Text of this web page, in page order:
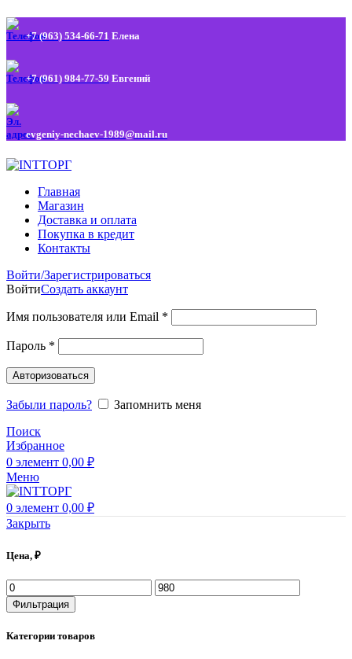
+7 (963) 534-66-71 Елена
+7 (961) 984-77-59 Евгений
evgeniy-nechaev-1989@mail.ru
Главная
Магазин
Доставка и оплата
Покупка в кредит
Контакты
Войти/Зарегистрироваться
ВойтиСоздать аккаунт
Имя пользователя или Email *
Пароль *
Авторизоваться
Забыли пароль?
Запомнить меня
Поиск
Избранное
0 элемент 0,00 ₽
Меню
0 элемент 0,00 ₽
Закрыть
Цена, ₽
Минимальная
цена
Максимальная
цена
Фильтрация
Категории товаров